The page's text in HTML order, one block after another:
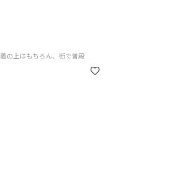
の上はもちろん、街で普段